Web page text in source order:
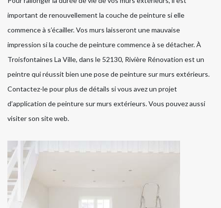
important de renouvellement la couche de peinture si elle
commence à s’écailler. Vos murs laisseront une mauvaise
impression si la couche de peinture commence à se détacher. À
Troisfontaines La Ville, dans le 52130, Rivière Rénovation est un
peintre qui réussit bien une pose de peinture sur murs extérieurs.
Contactez-le pour plus de détails si vous avez un projet
d’application de peinture sur murs extérieurs. Vous pouvez aussi
visiter son site web.